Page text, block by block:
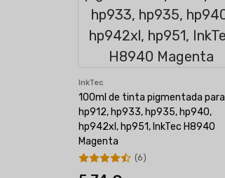
InkTec
100ml de tinta pigmentada para
hp912, hp933, hp935, hp940,
hp942xl, hp951, InkTec H8940
Magenta
(6)